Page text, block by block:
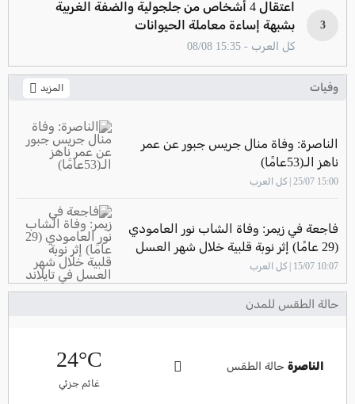
حالة الطقس للمدن
الناصرةحالة الطقس 24°C
غائم جزئي
3
اعتقال 4 أشخاص من جلجولية والضفة الغربية
بشبهة إساءة معاملة الحيوانات
كل العرب - 15:35 08/08
وفيات المزيد
الناصرة: وفاة منال جريس جبور عن عمر
ناهز الـ(53عامًا)
15:00 25/07 | كل العرب
فاجعة في زيمر: وفاة الشاب نور العامودي
(29 عامًا) إثر نوبة قلبية خلال شهر العسل
في تايلاند
10:07 15/07 | كل العرب